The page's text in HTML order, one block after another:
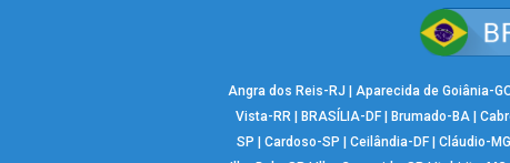
Angra dos Reis-RJ | Aparecida de Goiânia-
Vista-RR | BRASÍLIA-DF| Brumado-BA|
SP | Cardoso-SP | Ceilândia-DF | Cláudio-MG